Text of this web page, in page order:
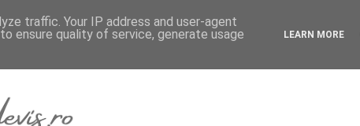
traffic. Your IP address and user-agent
ensure quality of service, generate usage
LEARN MORE